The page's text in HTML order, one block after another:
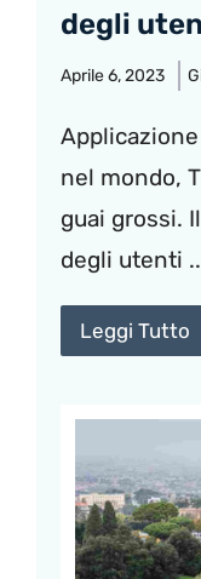
degli
Aprile 6, 2023
nel mondo,
guai grossi.
degli utenti
Leggi Tutto